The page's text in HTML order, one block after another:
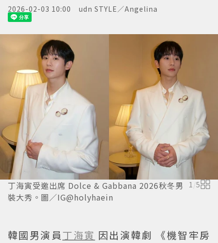
2026-02-03 10:00 udn STYLE／Angelina
丁海寅受邀出席 Dolce & Gabbana 2026秋冬男
裝大秀。圖／IG@holyhaein
1/5
韓國男演員丁海寅 因出演韓劇 《機智牢房